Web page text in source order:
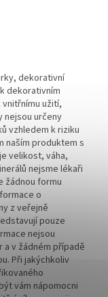
dekorativní
dekorativním
užití,
nejsou určeny
vzhledem k riziku
naším produktem s
velikost, váha,
nejsme lékaři
žádnou formu
o
z veřejně
pouze
nejsou
v žádném případě
Při jakýchkoliv
vám nápomocni